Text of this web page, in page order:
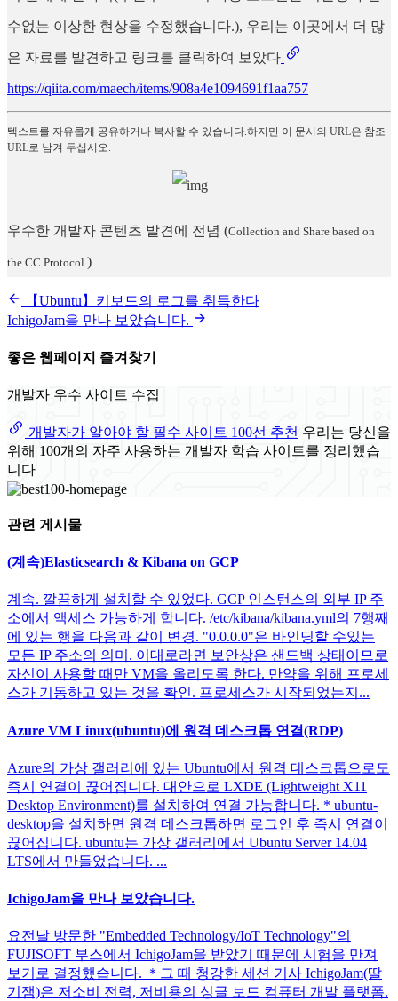
수없는 이상한 현상을 수정했습니다.), 우리는 이곳에서 더 많
은 자료를 발견하고 링크를 클릭하여 보았다
https://qiita.com/maech/items/908a4e1094691f1aa757
텍스트를 자유롭게 공유하거나 복사할 수 있습니다.하지만 이 문서의 URL은 참조
URL로 남겨 두십시오.
우수한 개발자 콘텐츠 발견에 전념 (Collection and Share based on
the CC Protocol. )
【Ubuntu】키보드의 로그를 취득한다
IchigoJam을 만나 보았습니다.
좋은 웹페이지 즐겨찾기
개발자 우수 사이트 수집
개발자가 알아야 할 필수 사이트 100선 추천 우리는 당신을
위해 100개의 자주 사용하는 개발자 학습 사이트를 정리했습
니다
관련 게시물
(계속)Elasticsearch & Kibana on GCP
계속. 깔끔하게 설치할 수 있었다. GCP 인스턴스의 외부 IP 주
소에서 액세스 가능하게 합니다. /etc/kibana/kibana.yml의 7행째
에 있는 행을 다음과 같이 변경. "0.0.0.0"은 바인딩할 수있는
모든 IP 주소의 의미. 이대로라면 보안상은 샌드백 상태이므로
자신이 사용할 때만 VM을 올리도록 한다. 만약을 위해 프로세
스가 기동하고 있는 것을 확인. 프로세스가 시작되었는지...
Azure VM Linux(ubuntu)에 원격 데스크톱 연결(RDP)
Azure의 가상 갤러리에 있는 Ubuntu에서 원격 데스크톱으로도
즉시 연결이 끊어집니다. 대안으로 LXDE (Lightweight X11
Desktop Environment)를 설치하여 연결 가능합니다. * ubuntu-
desktop을 설치하면 원격 데스크톱하면 로그인 후 즉시 연결이
끊어집니다. ubuntu는 가상 갤러리에서 Ubuntu Server 14.04
LTS에서 만들었습니다. ...
IchigoJam을 만나 보았습니다.
요전날 방문한 "Embedded Technology/IoT Technology"의
FUJISOFT 부스에서 IchigoJam을 받았기 때문에 시험을 만져
보기로 결정했습니다. ＊그 때 청강한 세션 기사 IchigoJam(딸
기잼)은 저소비 전력, 저비용의 싱글 보드 컴퓨터 개발 플랫폼.